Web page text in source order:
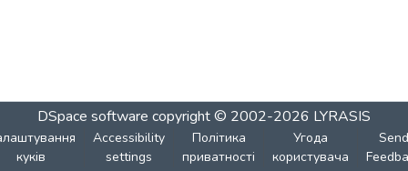
DSpace software copyright © 2002-2026 LYRASIS
куків
Accessibility
settings
Політика
приватності
Угода
користувача
Send